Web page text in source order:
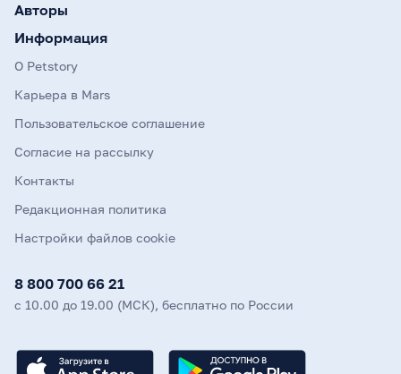
Авторы
Информация
О Petstory
Карьера в Mars
Пользовательское соглашение
Согласие на рассылку
Контакты
Редакционная политика
Настройки файлов cookie
8 800 700 66 21
с 10.00 до 19.00 (МСК), бесплатно по России